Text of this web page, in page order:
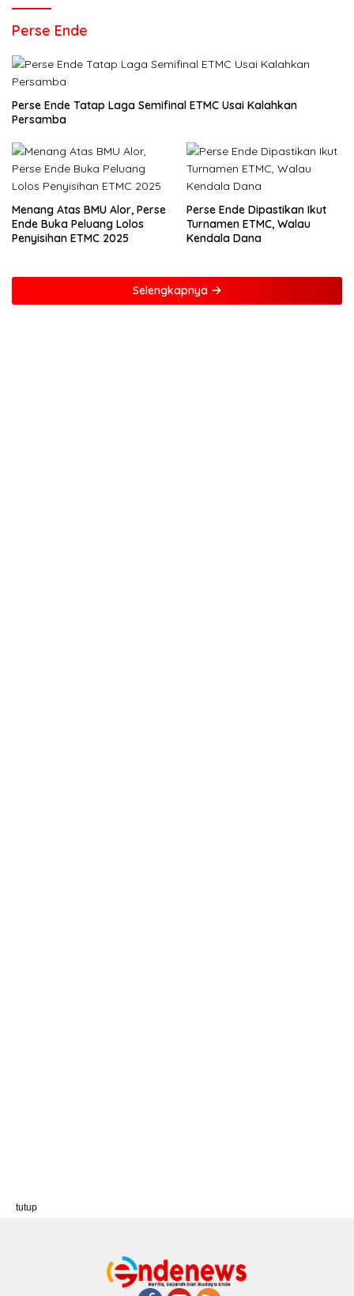
Perse Ende
Perse Ende Tatap Laga Semifinal ETMC Usai Kalahkan
Persamba
Menang Atas BMU Alor, Perse
Ende Buka Peluang Lolos
Penyisihan ETMC 2025
Perse Ende Dipastikan Ikut
Turnamen ETMC, Walau
Kendala Dana
Selengkapnya
tutup